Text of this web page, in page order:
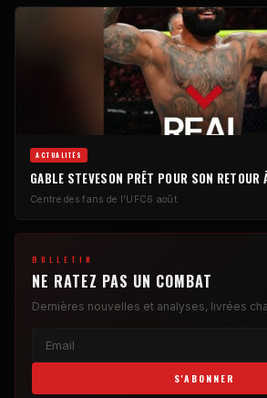
ACTUALITÉS
GABLE STEVESON PRÊT POUR SON RETOUR
Centre des fans de l'UFC6 août
BULLETIN
NE RATEZ PAS UN COMBAT
Dernières nouvelles et analyses, livrées
S'ABONNER